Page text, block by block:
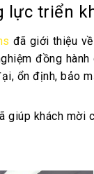
triển
đã giới thiệu
đồng
ổn định, bảo
khách